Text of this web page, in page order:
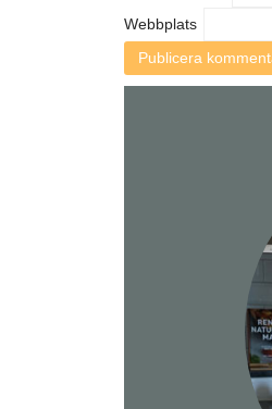
Webbplats